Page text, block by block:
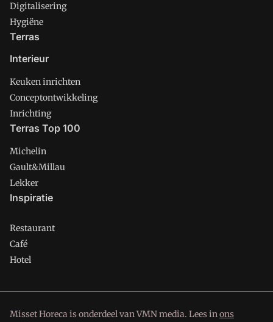
Digitalisering
Hygiëne
Terras
Interieur
Keuken inrichten
Conceptontwikkeling
Inrichting
Terras Top 100
Michelin
Gault&Millau
Lekker
Inspiratie
Restaurant
Café
Hotel
Misset Horeca is onderdeel van VMN media. Lees inons